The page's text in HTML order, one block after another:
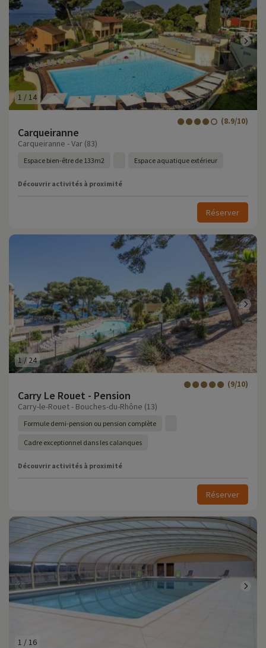
1 / 14
Carqueiranne
(8.9/10)
Carqueiranne - Var (83)
Espace bien-être de 133m2 Espace aquatique extérieur
Découvrir activités à proximité
Réserver
1/ 24
Carry Le Rouet - Pension
(9/10)
Carry-le-Rouet - Bouches-du-Rhône (13)
Formule demi-pension ou pension complète
Cadre exceptionnel dans les calanques
Découvrir activités à proximité
Réserver
1 /16